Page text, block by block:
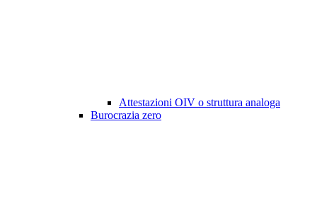
Attestazioni OIV o struttura analoga
Burocrazia zero